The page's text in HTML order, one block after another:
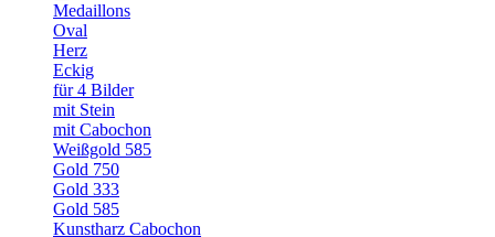
Medaillons
Oval
Herz
Eckig
für 4 Bilder
mit Stein
mit Cabochon
Weißgold 585
Gold 750
Gold 333
Gold 585
Kunstharz Cabochon